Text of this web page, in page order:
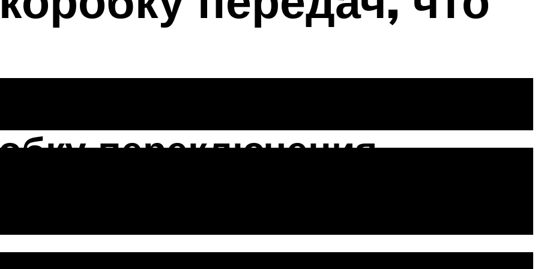
переключения
передач ваз 2106 давайте примерно разберемся и определимся